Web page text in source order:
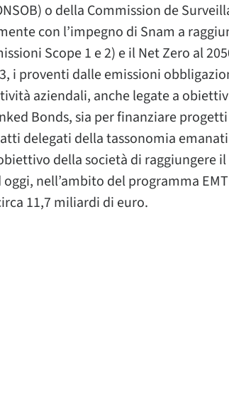
o della Commission de
con l’impegno di Snam a
Scope 1 e 2) e il Net Zero al
i proventi dalle emissioni
aziendali, anche legate a
Bonds, sia per finanziare
delegati della tassonomia
della società di raggiungere
nell’ambito del programma
11,7 miliardi di euro.